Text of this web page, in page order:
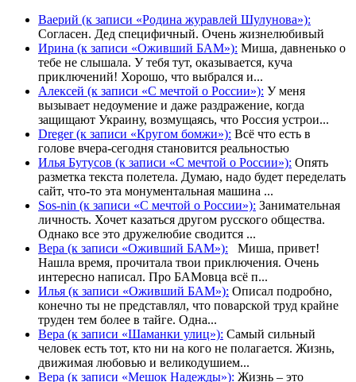
Ваерий (к записи «Родина журавлей Шулунова»):
Согласен. Дед специфичный. Очень жизнелюбивый
Ирина (к записи «Оживший БАМ»): Миша, давненько о
тебе не слышала. У тебя тут, оказывается, куча
приключений! Хорошо, что выбрался и...
Алексей (к записи «С мечтой о России»): У меня
вызывает недоумение и даже раздражение, когда
защищают Украину, возмущаясь, что Россия устрои...
Dreger (к записи «Кругом бомжи»): Всё что есть в
голове вчера-сегодня становится реальностью
Илья Бутусов (к записи «С мечтой о России»): Опять
разметка текста полетела. Думаю, надо будет переделать
сайт, что-то эта монументальная машина ...
Sos-nin (к записи «С мечтой о России»): Занимательная
личность. Хочет казаться другом русского общества.
Однако все это дружелюбие сводится ...
Вера (к записи «Оживший БАМ»): Миша, привет!
Нашла время, прочитала твои приключения. Очень
интересно написал. Про БАМовца всё п...
Илья (к записи «Оживший БАМ»): Описал подробно,
конечно ты не представлял, что поварской труд крайне
труден тем более в тайге. Одна...
Вера (к записи «Шаманки улиц»): Самый сильный
человек есть тот, кто ни на кого не полагается. Жизнь,
движимая любовью и великодушием...
Вера (к записи «Мешок Надежды»): Жизнь – это